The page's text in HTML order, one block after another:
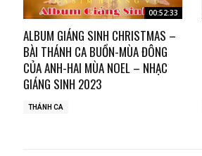
00:52:33
ALBUM GIÁNG SINH CHRISTMAS –
BÀI THÁNH CA BUỒN-MÙA ĐÔNG
CỦA ANH-HAI MÙA NOEL – NHẠC
GIÁNG SINH 2023
THÁNH CA